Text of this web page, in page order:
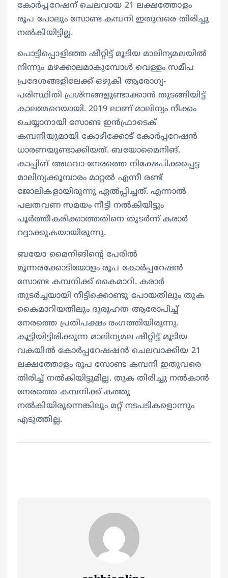
കോര്‍പ്പറേഷന് ചെലവായ 21 ലക്ഷത്തോളം
രൂപ പോലും സോണ്ട കമ്പനി ഇതുവരെ തിരിച്ചു
നല്‍കിയിട്ടില്ല.
പൊട്ടിപ്പൊളിഞ്ഞ ഷീറ്റിട്ട് മൂടിയ മാലിന്യമലയില്‍
നിന്നും മഴക്കാലമാകുമ്പോള്‍ വെള്ളം സമീപ
പ്രദേശങ്ങളിലേക്ക് ഒഴുകി ആരോഗ്യ-
പരിസ്ഥിതി പ്രശ്നങ്ങളുണ്ടാക്കാന്‍ തുടങ്ങിയിട്ട്
കാലമേറെയായി. 2019 ലാണ് മാലിന്യം നീക്കം
ചെയ്യാനായി സോണ്ട ഇന്‍ഫ്രാടെക്
കമ്പനിയുമായി കോഴിക്കോട് കോര്‍പ്പറേഷന്‍
ധാരണയുണ്ടാക്കിയത്. ബയോമൈനിങ്,
കാപ്പിങ് അഥവാ നേരത്തെ നിക്ഷേപിക്കപ്പെട്ട
മാലിന്യക്കൂമ്പാരം മാറ്റല്‍ എന്നീ രണ്ട്
ജോലികളായിരുന്നു ഏല്‍പ്പിച്ചത്. എന്നാല്‍
പലതവണ സമയം നീട്ടി നല്‍കിയിട്ടും
പൂര്‍ത്തീകരിക്കാത്തതിനെ തുടര്‍ന്ന് കരാര്‍
റദ്ദാക്കുകയായിരുന്നു.
ബയോ മൈനിങിന്റെ പേരില്‍
മൂന്നരക്കോടിയോളം രൂപ കോര്‍പ്പറേഷന്‍
സോണ്ട കമ്പനിക്ക് കൈമാറി. കരാര്‍
തുടര്‍ച്ചയായി നീട്ടിക്കൊണ്ടു പോയതിലും തുക
കൈമാറിയതിലും ദുരൂഹത ആരോപിച്ച്
നേരത്തെ പ്രതിപക്ഷം രംഗത്തിയിരുന്നു.
കൂട്ടിയിട്ടിരിക്കുന്ന മാലിന്യമല ഷീറ്റിട്ട് മൂടിയ
വകയില്‍ കോര്‍പ്പറേഷഷന്‍ ചെലവാക്കിയ 21
ലക്ഷത്തോളം രൂപ സോണ്ട കമ്പനി ഇതുവരെ
തിരിച്ച് നല്‍കിയിട്ടുമില്ല. തുക തിരിച്ചു നല്‍കാന്‍
നേരത്തെ കമ്പനിക്ക് കത്തു
നല്‍കിയിരുന്നെങ്കിലും മറ്റ് നടപടികളൊന്നും
എടുത്തില്ല.